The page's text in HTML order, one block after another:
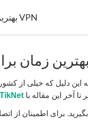
بهترین زمان برای استفاده از VPN
این دلیل که خیلی از
آخر این مقاله با TikNet
برای اطمینان از